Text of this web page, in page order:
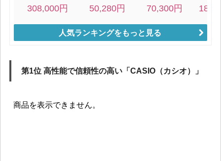
人気ランキングをもっと見る
第1位 高性能で信頼性の高い「CASIO（カシオ）」